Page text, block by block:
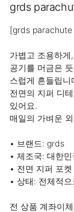
grds
[grds parachute
가볍고 조용하게
공기를 머금은
스럽게 흔들립니
전면의 지퍼 디
있어요.
매일의 가벼운
• 브랜드: grds
• 제조국: 대한민
• 전면 지퍼 포켓
• 상태: 전체적
전 상품 계좌이